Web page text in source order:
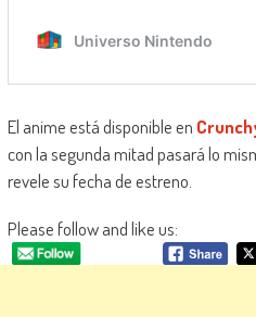
El anime está disponible en
con la segunda mitad pasará lo
revele su fecha de estreno.
Please follow and like us: